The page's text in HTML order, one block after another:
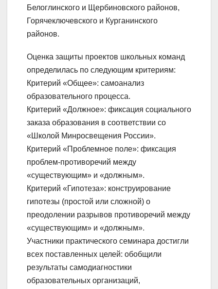
Белоглинского и Щербиновского районов,
Горячеключевского и Курганинского
районов.
Оценка защиты проектов школьных команд
определилась по следующим критериям:
Критерий «Общее»: самоанализ
образовательного процесса.
Критерий «Должное»: фиксация социального
заказа образования в соответствии со
«Школой Минросвещения России».
Критерий «Проблемное поле»: фиксация
проблем-противоречий между
«существующим» и «должным».
Критерий «Гипотеза»: конструирование
гипотезы (простой или сложной) о
преодолении разрывов противоречий между
«существующим» и «должным».
Участники практического семинара достигли
всех поставленных целей: обобщили
результаты самодиагностики
образовательных организаций,